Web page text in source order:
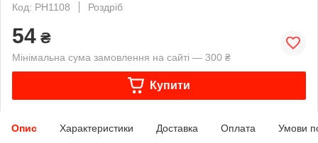
Код: РН1108
Роздріб
54 ₴
Мінімальна сума замовлення на сайті — 300 ₴
Купити
Опис Характеристики Доставка Оплата Умови